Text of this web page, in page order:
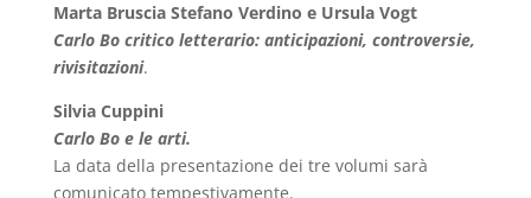
Marta Bruscia Stefano Verdino e Ursula Vogt
Carlo Bo critico letterario: anticipazioni, controversie,
rivisitazioni.
Silvia Cuppini
Carlo Bo e le arti.
La data della presentazione dei tre volumi sarà
comunicato tempestivamente.